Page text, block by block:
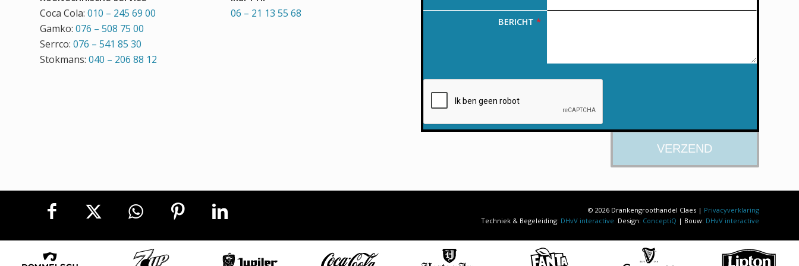
Coca Cola: 010 – 245 69 00
Gamko: 076 – 508 75 00
Serrco: 076 – 541 85 30
Stokmans: 040 – 206 88 12
06 – 21 13 55 68
BERICHT *
© 2026 Drankengroothandel Claes | Privacyverklaring
Techniek & Begeleiding: DHvV interactive Design: ConceptiQ | Bouw: DHvV interactive